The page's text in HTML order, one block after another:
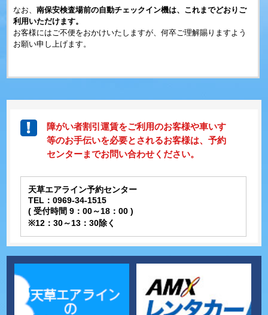
なお、南保安検査場前の自動チェックイン機は、これまでどおりご
利用いただけます。
お客様にはご不便をおかけいたしますが、何卒ご理解賜りますよう
お願い申し上げます。
障がい者割引運賃をご利用のお客様や車いす
等のお手伝いを必要とされるお客様は、予約
センターまでお問い合わせください。
天草エアライン予約センター
TEL：0969-34-1515
( 受付時間 9：00～18：00 )
※12：30～13：30除く